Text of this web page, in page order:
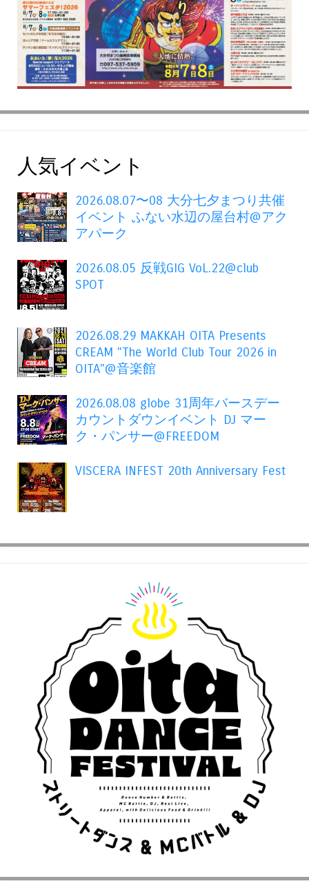
人気イベント
2026.08.07〜08 大分七夕まつり共催
イベント ふない水辺の屋台村@アク
アパーク
2026.08.05 反戦GIG VoL.22@club
SPOT
2026.08.29 MAKKAH OITA Presents
CREAM "The World Club Tour 2026 in
OITA"@音楽館
2026.08.08 globe 31周年バースデー
カウントダウンイベント DJ マー
ク・パンサー@FREEDOM
VISCERA INFEST 20th Anniversary Fest